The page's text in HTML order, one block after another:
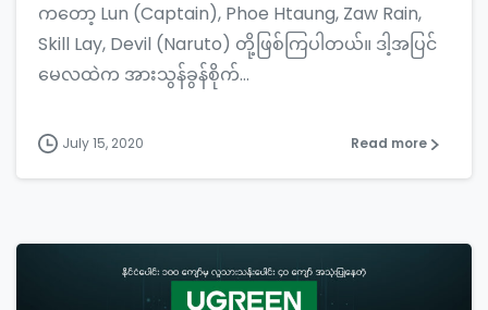
ကတော့ Lun (Captain), Phoe Htaung, Zaw Rain,
Skill Lay, Devil (Naruto) တို့ဖြစ်ကြပါတယ်။ ဒါ့အပြင်
မေလထဲက အားသွန်ခွန်စိုက်...
July 15, 2020 Read more